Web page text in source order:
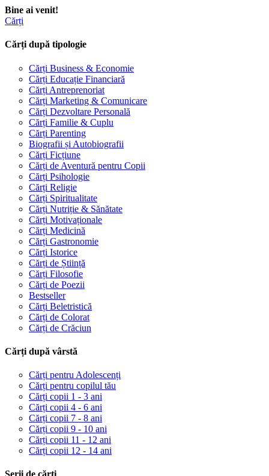
Bine ai venit!
Cărți
Cărți după tipologie
Cărți Business & Economie
Cărți Educație Financiară
Cărți Antreprenoriat
Cărți Marketing & Comunicare
Cărți Dezvoltare Personală
Cărți Familie & Cuplu
Cărți Parenting
Biografii și Autobiografii
Cărți Ficțiune
Cărți de Aventură pentru Copii
Cărți Psihologie
Cărți Religie
Cărți Spiritualitate
Cărți Nutriție & Sănătate
Cărți Motivaționale
Cărți Medicină
Cărți Gastronomie
Cărți Istorice
Cărți de Știință
Cărți Filosofie
Cărți de Poezii
Bestseller
Cărți Beletristică
Cărți de Colorat
Cărți de Crăciun
Cărți după vârstă
Cărți pentru Adolescenți
Cărți pentru copilul tău
Cărți copii 1 - 3 ani
Cărți copii 4 - 6 ani
Cărți copii 7 - 8 ani
Cărți copii 9 - 10 ani
Cărți copii 11 - 12 ani
Cărți copii 12 - 14 ani